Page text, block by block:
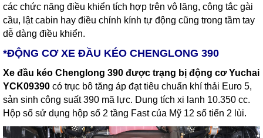
các chức năng điều khiển tích hợp trên vô lăng, công tắc gài
cầu, lật cabin hay điều chỉnh kính tự động cũng trong tầm tay
dễ dàng điều khiển.
*ĐỘNG CƠ XE ĐẦU KÉO CHENGLONG 390
Xe đầu kéo Chenglong 390 được trạng bị động cơ Yuchai
YCK09390 có trục bô tăng áp đạt tiêu chuẩn khí thải Euro 5,
sản sinh công suất 390 mã lực. Dung tích xi lanh 10.350 cc.
Hộp số sử dụng hộp số 2 tầng Fast của Mỹ 12 số tiến 2 lùi.